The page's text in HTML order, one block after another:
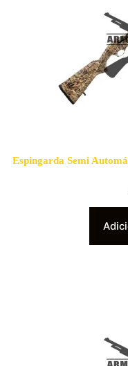
Espingarda Semi